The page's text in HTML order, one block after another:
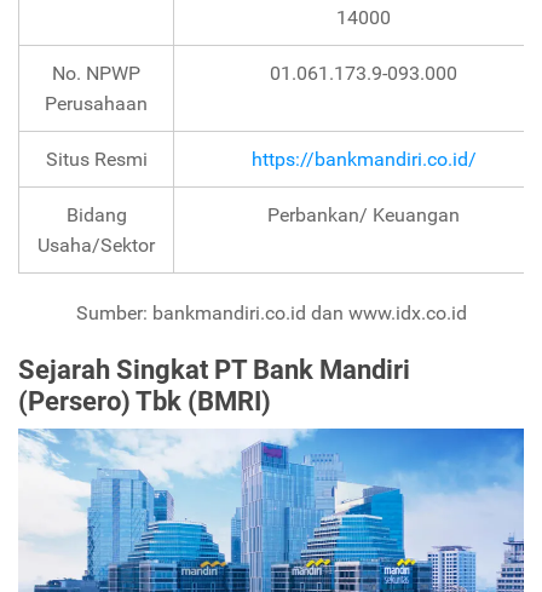
14000
No. NPWP
Perusahaan
01.061.173.9-093.000
Situs Resmi https://bankmandiri.co.id/
Bidang
Usaha/Sektor
Perbankan/ Keuangan
Sumber: bankmandiri.co.id dan www.idx.co.id
Sejarah Singkat PT Bank Mandiri
(Persero) Tbk (BMRI)